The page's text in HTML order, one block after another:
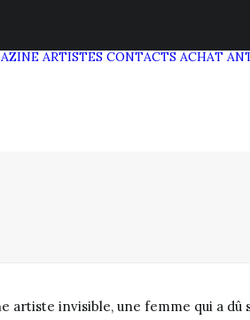
ARTISTES CONTACTS ACHAT
artiste invisible, une femme qui a